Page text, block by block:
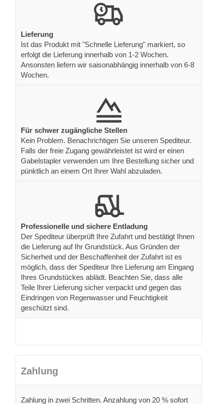
Lieferung
Ist das Produkt mit "Schnelle Lieferung" markiert, so
erfolgt die Lieferung innerhalb von 1-2 Wochen.
Ansonsten liefern wir saisonabhängig innerhalb von 6-8
Wochen.
Für schwer zugängliche Stellen
Kein Problem. Benachrichtigen Sie unseren Spediteur.
Falls der freie Zugang gewährleistet ist wird er einen
Gabelstapler verwenden um Ihre Bestellung sicher und
pünktlich an einem Ort Ihrer Wahl abzuladen.
Professionelle und sichere Entladung
Der Spediteur überprüft Ihre Zufahrt und bestätigt Ihnen
die Lieferung auf Ihr Grundstück. Aus Gründen der
Sicherheit und der Beschaffenheit der Zufahrt ist es
möglich, dass der Spediteur Ihre Lieferung am Eingang
Ihres Grundstückes ablädt. Beachten Sie, dass alle
Teile Ihrer Lieferung sicher verpackt und gegen das
Eindringen von Regenwasser und Feuchtigkeit
geschützt sind.
Zahlung
Zahlung in zwei Schritten. Anzahlung von 20 % sofort